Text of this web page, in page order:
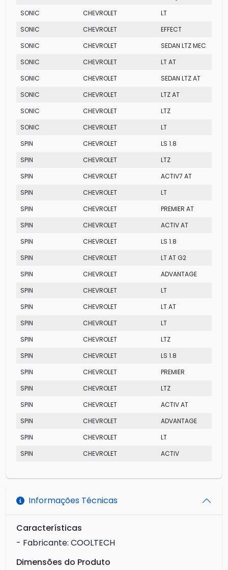
SONIC
CHEVROLET
LT
SONIC
CHEVROLET
EFFECT
SONIC
CHEVROLET
SEDAN LTZ MEC
SONIC
CHEVROLET
LT AT
SONIC
CHEVROLET
SEDAN LTZ AT
SONIC
CHEVROLET
LTZ AT
SONIC
CHEVROLET
LTZ
SONIC
CHEVROLET
LT
SPIN
CHEVROLET
LS 1.8
SPIN
CHEVROLET
LTZ
SPIN
CHEVROLET
ACTIV7 AT
SPIN
CHEVROLET
LT
SPIN
CHEVROLET
PREMIER AT
SPIN
CHEVROLET
ACTIV AT
SPIN
CHEVROLET
LS 1.8
SPIN
CHEVROLET
LT AT G2
SPIN
CHEVROLET
ADVANTAGE
SPIN
CHEVROLET
LT
SPIN
CHEVROLET
LT AT
SPIN
CHEVROLET
LT
SPIN
CHEVROLET
LTZ
SPIN
CHEVROLET
LS 1.8
SPIN
CHEVROLET
PREMIER
SPIN
CHEVROLET
LTZ
SPIN
CHEVROLET
ACTIV AT
SPIN
CHEVROLET
ADVANTAGE
SPIN
CHEVROLET
LT
SPIN
CHEVROLET ACTIV
Informações Técnicas
Características
- Fabricante: COOLTECH
Dimensões do Produto